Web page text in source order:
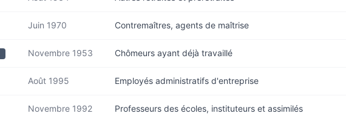
Juin 1970 Contremaîtres, agents de maîtrise
Novembre 1953 Chômeurs ayant déjà travaillé
Août 1995 Employés administratifs d'entreprise
Novembre 1992 Professeurs des écoles, instituteurs et assimilés